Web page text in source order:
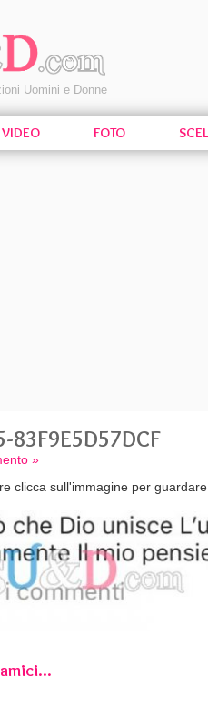
Uomini e Donne
VIDEO FOTO
83F9E5D57DCF
»
clicca sull'immagine per guardare